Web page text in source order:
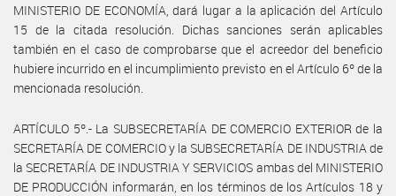
MINISTERIO DE ECONOMÍA, dará lugar a la aplicación del Artículo
15 de la citada resolución. Dichas sanciones serán aplicables
también en el caso de comprobarse que el acreedor del beneficio
hubiere incurrido en el incumplimiento previsto en el Artículo 6º de la
mencionada resolución.
ARTÍCULO 5º.- La SUBSECRETARÍA DE COMERCIO EXTERIOR de la
SECRETARÍA DE COMERCIO y la SUBSECRETARÍA DE INDUSTRIA de
la SECRETARÍA DE INDUSTRIA Y SERVICIOS ambas del MINISTERIO
DE PRODUCCIÓN informarán, en los términos de los Artículos 18 y